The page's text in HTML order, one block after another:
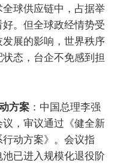
球供应链中，占据举
。但全球政经情势受
展的影响，世界秩序
态，台企不免感到担
方案 ：中国总理李强
，审议通过《健全新
动方案》。会议指
已进入规模化退役阶